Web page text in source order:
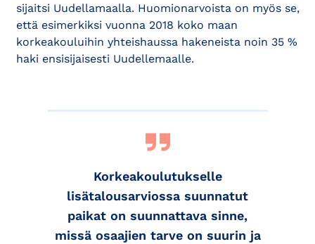
sijaitsi Uudellamaalla. Huomionarvoista on myös se,
että esimerkiksi vuonna 2018 koko maan
korkeakouluihin yhteishaussa hakeneista noin 35 %
haki ensisijaisesti Uudellemaalle.
Korkeakoulutukselle
lisätalousarviossa suunnatut
paikat on suunnattava sinne,
missä osaajien tarve on suurin ja